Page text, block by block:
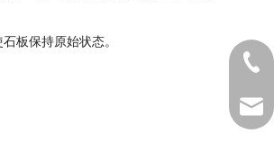
板保持原始状态。